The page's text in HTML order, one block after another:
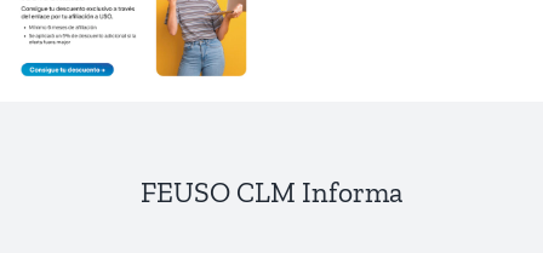
FEUSO CLM Informa